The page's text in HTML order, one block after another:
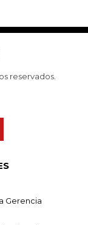
reservados.
Gerencia